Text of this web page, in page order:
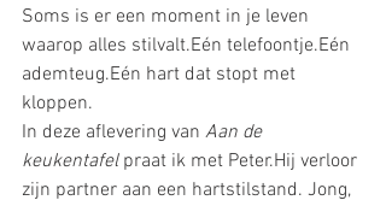
Soms is er een moment in je leven
waarop alles stilvalt.Eén telefoontje.Eén
ademteug.Eén hart dat stopt met
kloppen.
In deze aflevering van Aan de
keukentafel praat ik met Peter.Hij verloor
zijn partner aan een hartstilstand. Jong,